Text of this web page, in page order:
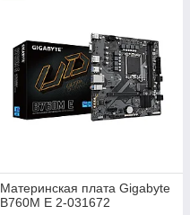
Материнская плата Gigabyte
B760M E 2-031672